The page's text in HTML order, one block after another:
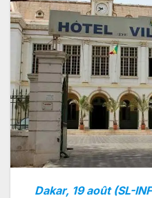
Dakar, 19 août (SL-